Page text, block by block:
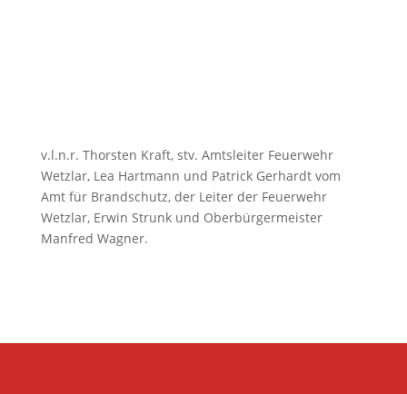
v.l.n.r. Thorsten Kraft, stv. Amtsleiter Feuerwehr
Wetzlar, Lea Hartmann und Patrick Gerhardt vom
Amt für Brandschutz, der Leiter der Feuerwehr
Wetzlar, Erwin Strunk und Oberbürgermeister
Manfred Wagner.